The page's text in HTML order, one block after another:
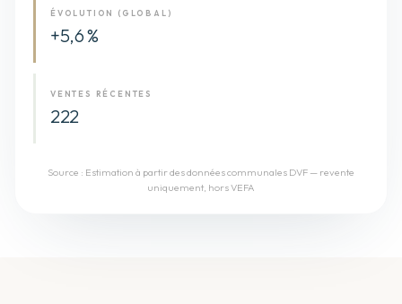
ÉVOLUTION (GLOBAL)
+5,6 %
VENTES RÉCENTES
222
Source : Estimation à partir des données communales DVF — revente
uniquement, hors VEFA